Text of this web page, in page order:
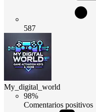
587
My_digital_world
98%
Comentarios positivos